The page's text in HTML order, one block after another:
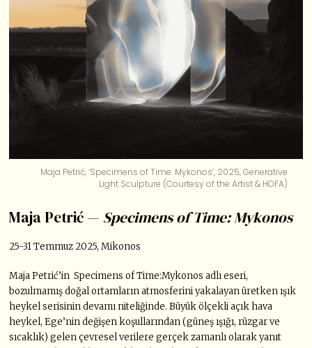
Maja Petrić, ‘Specimens of Time: Mykonos’, 2025, Generative
Light Sculpture (Courtesy of the Artist & HOFA)
Maja Petrić — Specimens of Time: Mykonos
25-31 Temmuz 2025, Mikonos
Maja Petrić’in Specimens of Time:Mykonos adlı eseri,
bozulmamış doğal ortamların atmosferini yakalayan üretken ışık
heykel serisinin devamı niteliğinde. Büyük ölçekli açık hava
heykel, Ege’nin değişen koşullarından (güneş ışığı, rüzgar ve
sıcaklık) gelen çevresel verilere gerçek zamanlı olarak yanıt